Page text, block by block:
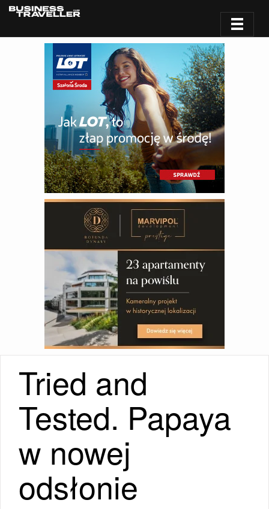
Tried and
Tested. Papaya
w nowej
odsłonie